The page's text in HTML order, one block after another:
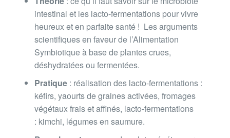
intestinal et les lacto-fermentations pour vivre
heureux et en parfaite santé ! Les arguments
scientifiques en faveur de l’Alimentation
Symbiotique à base de plantes crues,
déshydratées ou fermentées.
Pratique: réalisation des lacto-fermentations :
kéfirs, yaourts de graines activées, fromages
végétaux frais et affinés, lacto-fermentations
: kimchi, légumes en saumure.